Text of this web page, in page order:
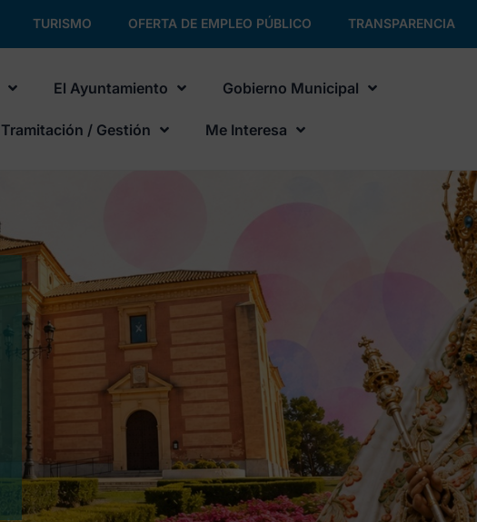
TURISMO OFERTA DE EMPLEO PÚBLICO TRANSPARENCIA
El Ayuntamiento Gobierno Municipal
Tramitación / Gestión Me Interesa